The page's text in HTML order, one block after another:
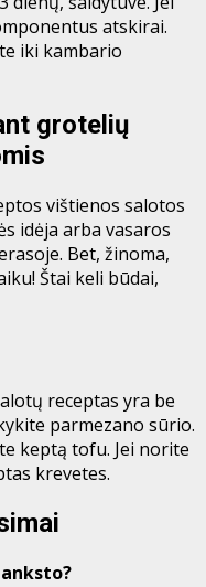
atskirai.
iki kambario
grotelių
vištienos salotos
idėja arba vasaros
Bet, žinoma,
Štai keli būdai,
receptas yra be
parmezano sūrio.
keptą tofu. Jei norite
krevetes.